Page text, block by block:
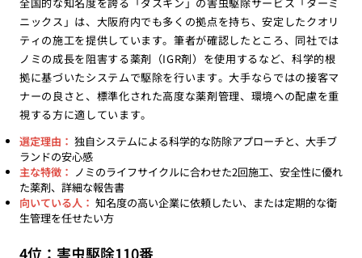
ニックス」は、大阪府内でも多くの拠点を持ち、安定したクオリ
ティの施工を提供しています。筆者が確認したところ、同社では
ノミの成長を阻害する薬剤（IGR剤）を使用するなど、科学的根
拠に基づいたシステムで駆除を行います。大手ならではの接客マ
ナーの良さと、標準化された高度な薬剤管理、環境への配慮を重
視する方に適しています。
選定理由： 独自システムによる科学的な防除アプローチと、大手ブ
ランドの安心感
主な特徴： ノミのライフサイクルに合わせた2回施工、安全性に優れ
た薬剤、詳細な報告書
向いている人： 知名度の高い企業に依頼したい、または定期的な衛
生管理を任せたい方
4位：害虫駆除110番